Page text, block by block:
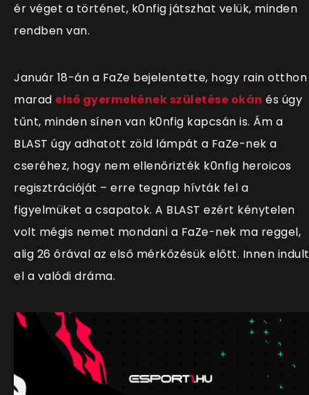
ér véget a történet, k0nfig játszhat velük, minden
rendben van.
Január 18-án a FaZe bejelentette, hogy rain otthon
marad első gyermekének születése okán és úgy
tűnt, minden sínen van k0nfig kapcsán is. Ám a
BLAST úgy adhatott zöld lámpát a FaZe-nek a
cseréhez, hogy nem ellenőrizték k0nfig heroicos
regisztrációját – erre tegnap hívták fel a
figyelmüket a csapatok. A BLAST ezért kénytelen
volt mégis nemet mondani a FaZe-nek ma reggel,
alig 26 órával az első mérkőzésük előtt. Innen indult
el a valódi dráma.